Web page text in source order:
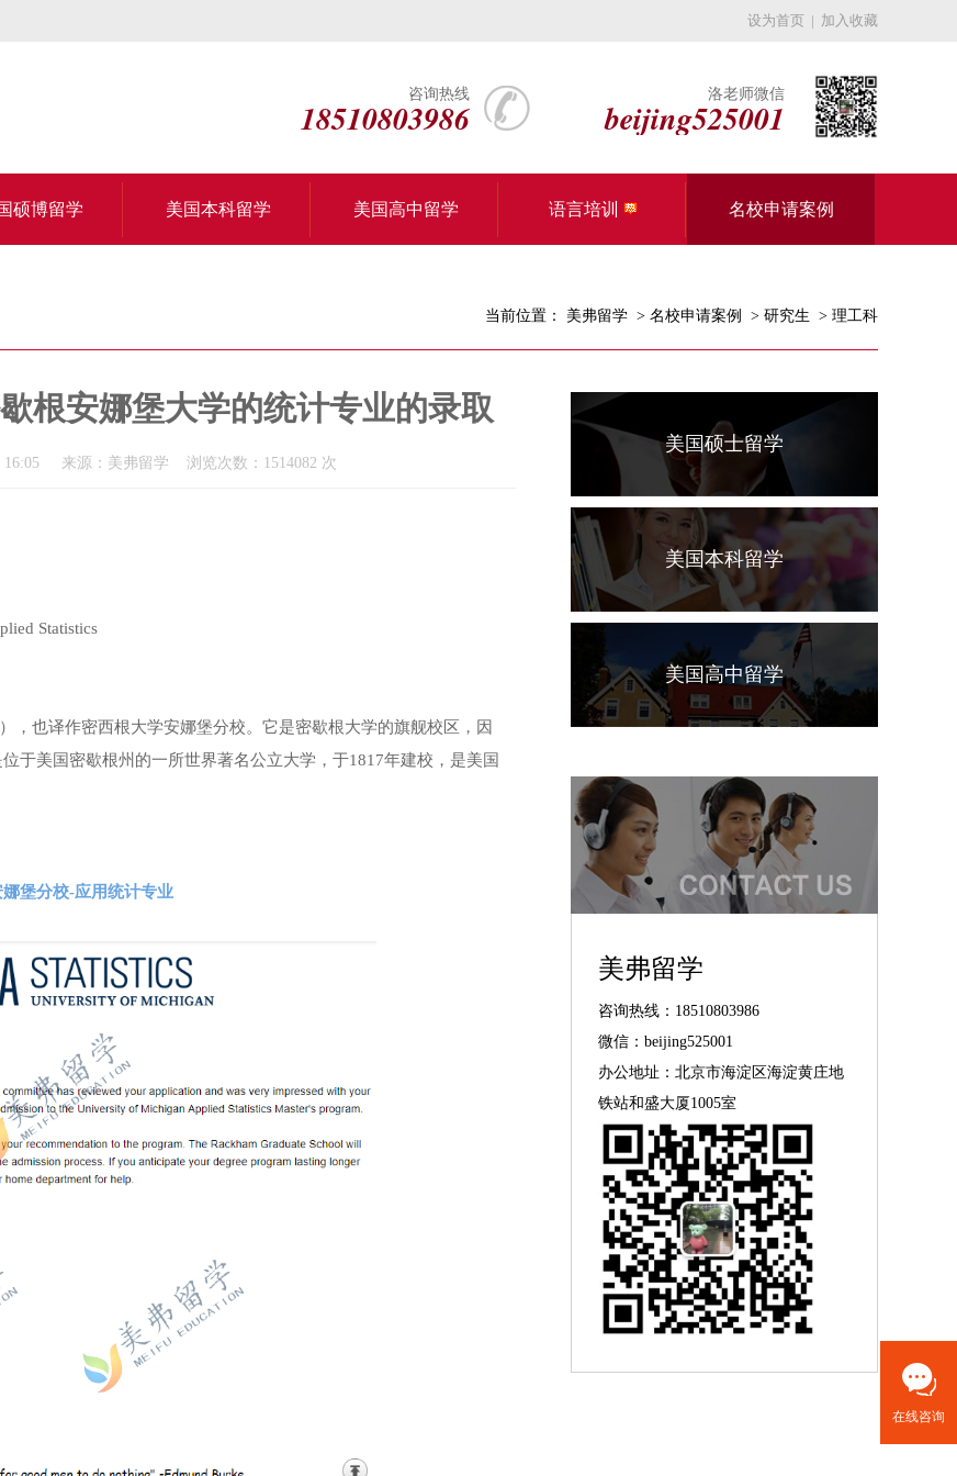
设为首页 | 加入收藏
洛老师微信
beijing525001
咨询热线
18510803986
硕博留学 美国本科留学 美国高中留学 语言培训 名校申请案例
当前位置： 美弗留学 > 名校申请案例 > 研究生 > 理工科
根安娜堡大学的统计专业的录取
16:05 来源：美弗留学 浏览次数：1514082 次
Statistics
，也译作密西根大学安娜堡分校。它是密歇根大学的旗舰校区，因
于美国密歇根州的一所世界著名公立大学，于1817年建校，是美国
堡分校-应用统计专业
美国硕士留学
美国本科留学
美国高中留学
美弗留学
咨询热线：18510803986
微信：beijing525001
办公地址：北京市海淀区海淀黄庄地
铁站和盛大厦1005室
在线咨询